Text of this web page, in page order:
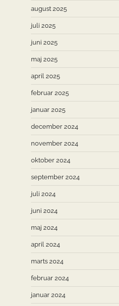
august 2025
juli 2025
juni 2025
maj 2025
april 2025
februar 2025
januar 2025
december 2024
november 2024
oktober 2024
september 2024
juli 2024
juni 2024
maj 2024
april 2024
marts 2024
februar 2024
januar 2024